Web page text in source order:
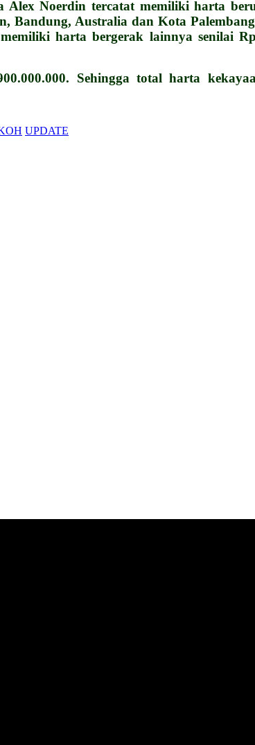
Alex Noerdin tercatat memiliki harta
Bandung, Australia dan Kota
harta bergerak lainnya senilai
Sehingga total harta
UPDATE